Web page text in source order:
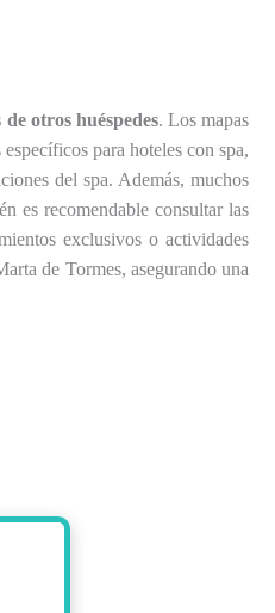
de otros huéspedes. Los mapas
para hoteles con spa,
del spa. Además, muchos
es recomendable consultar las
exclusivos o actividades
de Tormes, asegurando una